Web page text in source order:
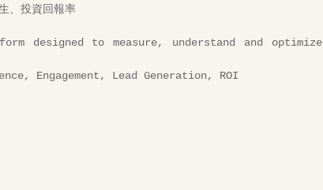
、投資回報率
designed to measure, understand and optimize
Engagement, Lead Generation, ROI